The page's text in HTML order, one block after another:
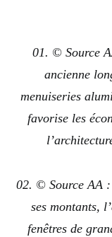
01. © Source
ancienne
menuiseries
favorise les
02. © Source AA
ses montants,
fenêtres de